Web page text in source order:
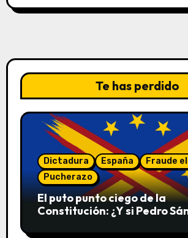
Te has perdido
Dictadura España
Fraude
Pucherazo
El puto punto ciego de la
Constitución: ¿Y si Pedro